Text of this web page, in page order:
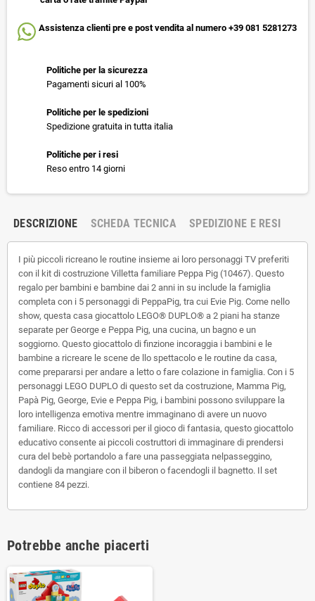
Assistenza clienti pre e post vendita al numero +39 081 5281273
Politiche per la sicurezza
Pagamenti sicuri al 100%
Politiche per le spedizioni
Spedizione gratuita in tutta italia
Politiche per i resi
Reso entro 14 giorni
DESCRIZIONE SCHEDA TECNICA SPEDIZIONE E RESI
I più piccoli ricreano le routine insieme ai loro personaggi TV preferiti
con il kit di costruzione Villetta familiare Peppa Pig (10467). Questo
regalo per bambini e bambine dai 2 anni in su include la famiglia
completa con i 5 personaggi di PeppaPig, tra cui Evie Pig. Come nello
show, questa casa giocattolo LEGO® DUPLO® a 2 piani ha stanze
separate per George e Peppa Pig, una cucina, un bagno e un
soggiorno. Questo giocattolo di finzione incoraggia i bambini e le
bambine a ricreare le scene de llo spettacolo e le routine da casa,
come prepararsi per andare a letto o fare colazione in famiglia. Con i 5
personaggi LEGO DUPLO di questo set da costruzione, Mamma Pig,
Papà Pig, George, Evie e Peppa Pig, i bambini possono sviluppare la
loro intelligenza emotiva mentre immaginano di avere un nuovo
familiare. Ricco di accessori per il gioco di fantasia, questo giocattolo
educativo consente ai piccoli costruttori di immaginare di prendersi
cura del bebè portandolo a fare una passeggiata nelpasseggino,
dandogli da mangiare con il biberon o facendogli il bagnetto. Il set
contiene 84 pezzi.
Potrebbe anche piacerti